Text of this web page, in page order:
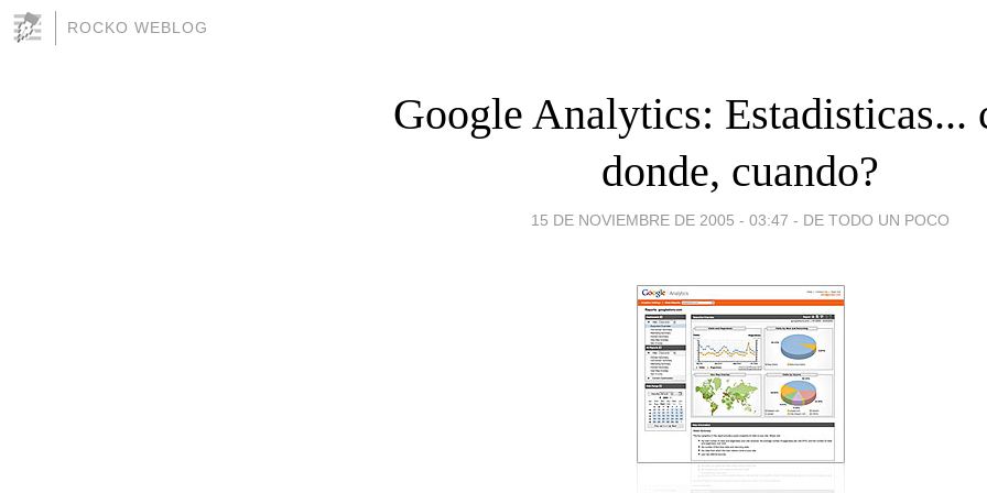
ROCKO WEBLOG
Google Analytics: Estadisticas...
donde, cuando?
15 DE NOVIEMBRE DE 2005 - 03:47 - DE TODO UN POCO